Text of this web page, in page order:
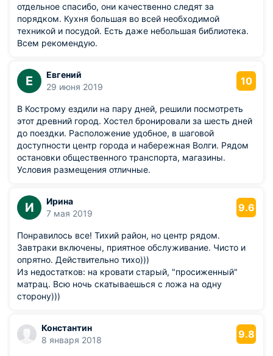
отдельное спасибо, они качественно следят за
порядком. Кухня большая во всей необходимой
техникой и посудой. Есть даже небольшая библиотека.
Всем рекомендую.
Е
Евгений
29 июня 2019
10
В Кострому ездили на пару дней, решили посмотреть
этот древний город. Хостел бронировали за шесть дней
до поездки. Расположение удобное, в шаговой
доступности центр города и набережная Волги. Рядом
остановки общественного транспорта, магазины.
Условия размещения отличные.
И
Ирина
7 мая 2019
9.6
Понравилось все! Тихий район, но центр рядом.
Завтраки включены, приятное обслуживание. Чисто и
опрятно. Действительно тихо)))
Из недостатков: на кровати старый, "просиженный"
матрац. Всю ночь скатываешься с ложа на одну
сторону)))
Константин
8 января 2018
9.8